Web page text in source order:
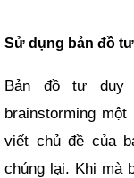
Sử dụng bản đồ
Bản đồ tư duy
brainstorming
viết chủ đề của
chúng lại. Khi mà